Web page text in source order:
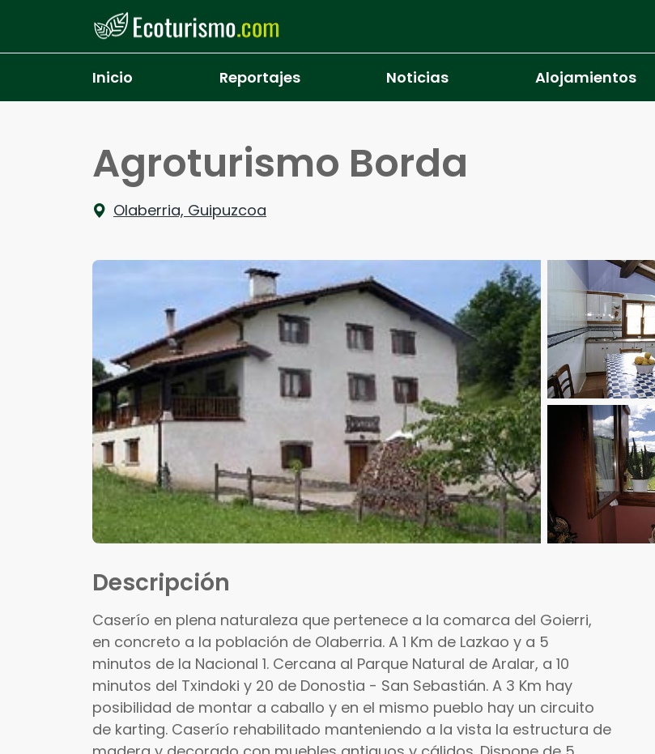
Pasar al contenido principal
Inicio Reportajes Noticias Alojamientos
Agroturismo Borda
Olaberria, Guipuzcoa
Descripción
Caserío en plena naturaleza que pertenece a la comarca del Goierri,
en concreto a la población de Olaberria. A 1 Km de Lazkao y a 5
minutos de la Nacional 1. Cercana al Parque Natural de Aralar, a 10
minutos del Txindoki y 20 de Donostia - San Sebastián. A 3 Km hay
posibilidad de montar a caballo y en el mismo pueblo hay un circuito
de karting. Caserío rehabilitado manteniendo a la vista la estructura de